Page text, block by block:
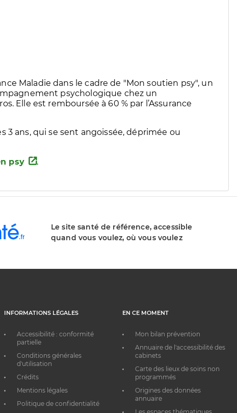
Maladie dans le cadre de "Mon soutien psy", un
psychologique chez un
Elle est remboursée à 60 % par l’Assurance
3 ans, qui se sent angoissée, déprimée ou
psy .
Le site santé de référence, accessible
quand vous voulez, où vous voulez
INFORMATIONS LÉGALES
Accessibilité : conformité
partielle
Conditions générales
d'utilisation
Crédits
Mentions légales
Politique de confidentialité
EN CE MOMENT
Mon bilan prévention
Annuaire de l'accessibilité des
cabinets
Carte des lieux de soins non
programmés
Origines des données
annuaire